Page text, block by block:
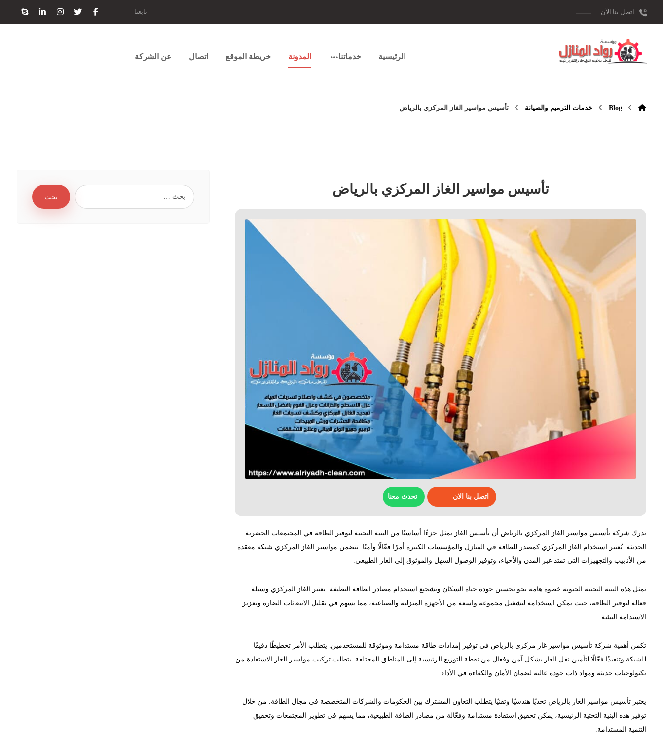
اتصل بنا الآن تابعنا
الرئيسية خدماتنا المدونة خريطة الموقع اتصال عن الشركة
Blog خدمات الترميم والصيانة تأسيس مواسير الغاز المركزي بالرياض
تأسيس مواسير الغاز المركزي بالرياض
اتصل بنا الان تحدث معنا
تدرك شركة تأسيس مواسير الغاز المركزي بالرياض أن تأسيس الغاز يمثل جزءًا أساسيًا من البنية التحتية لتوفير الطاقة في المجتمعات الحضرية
الحديثة. يُعتبر استخدام الغاز المركزي كمصدر للطاقة في المنازل والمؤسسات الكبيرة أمرًا فعّالًا وآمنًا. تتضمن مواسير الغاز المركزي شبكة معقدة
من الأنابيب والتجهيزات التي تمتد عبر المدن والأحياء، وتوفير الوصول السهل والموثوق إلى الغاز الطبيعي.
تمثل هذه البنية التحتية الحيوية خطوة هامة نحو تحسين جودة حياة السكان وتشجيع استخدام مصادر الطاقة النظيفة. يعتبر الغاز المركزي وسيلة
فعالة لتوفير الطاقة، حيث يمكن استخدامه لتشغيل مجموعة واسعة من الأجهزة المنزلية والصناعية، مما يسهم في تقليل الانبعاثات الضارة وتعزيز
الاستدامة البيئية.
تكمن أهمية شركة تأسيس مواسير غاز مركزي بالرياض في توفير إمدادات طاقة مستدامة وموثوقة للمستخدمين. يتطلب الأمر تخطيطًا دقيقًا
للشبكة وتنفيذًا فعّالًا لتأمين نقل الغاز بشكل آمن وفعال من نقطة التوزيع الرئيسية إلى المناطق المختلفة. يتطلب تركيب مواسير الغاز الاستفادة من
تكنولوجيات حديثة ومواد ذات جودة عالية لضمان الأمان والكفاءة في الأداء.
يعتبر تأسيس مواسير الغاز بالرياض تحديًا هندسيًا وتقنيًا يتطلب التعاون المشترك بين الحكومات والشركات المتخصصة في مجال الطاقة. من خلال
توفير هذه البنية التحتية الرئيسية، يمكن تحقيق استفادة مستدامة وفعّالة من مصادر الطاقة الطبيعية، مما يسهم في تطوير المجتمعات وتحقيق
التنمية المستدامة.